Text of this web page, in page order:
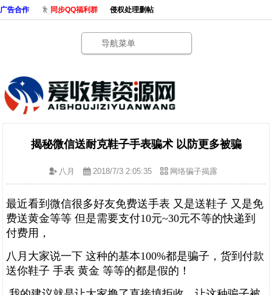
广告合作 同步QQ福利群 侵权处理删帖
导航菜单
揭秘微信送耐克鞋子手表骗术 以防更多被骗
八月 2018/7/3 2:05:35 网络骗子揭露
最近看到微信很多好友免费送手表 又是送鞋子 又是免
费送黄金等等 但是需要支付10元~30元不等的快递到
付费用，
八月大家说一下 这种的基本100%都是骗子，货到付款
送你鞋子 手表 黄金 等等的都是假的！